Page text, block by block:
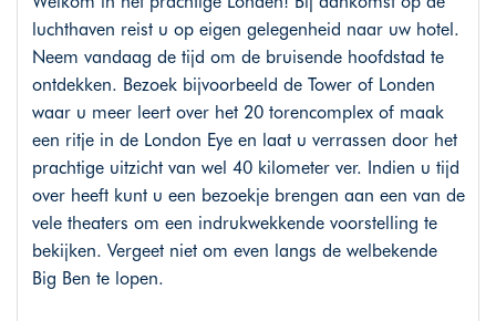
luchthaven reist u op eigen gelegenheid naar uw hotel.
Neem vandaag de tijd om de bruisende hoofdstad te
ontdekken. Bezoek bijvoorbeeld de Tower of Londen
waar u meer leert over het 20 torencomplex of maak
een ritje in de London Eye en laat u verrassen door het
prachtige uitzicht van wel 40 kilometer ver. Indien u tijd
over heeft kunt u een bezoekje brengen aan een van de
vele theaters om een indrukwekkende voorstelling te
bekijken. Vergeet niet om even langs de welbekende
Big Ben te lopen.